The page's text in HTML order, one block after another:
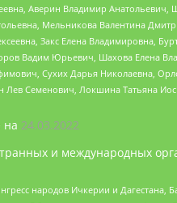
Аверин Владимир
Мельникова Валентина
Закс Елена
Вадим Юрьевич, Шахова Елена
Сухих Дарья Николаевна,
Семенович, Локшина Татьяна
на 24.03.2022
и международных
народов Ичкерии и Дагестана,